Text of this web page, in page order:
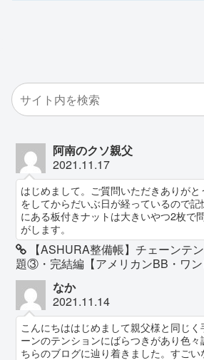
阿南のクソ親父
2021.11.17
はじめまして。ご質問いただきありが
をしてからだいぶ日が経っているので
にある板付きナットは大きいやつ2枚で
がします。
【ASHURA整備帳】チェーンテ
題③・完結編【アメリカンBB・ワン
なか
2021.11.14
こんにちははじめまして親父様と同じ
ーンのテンションにばらつきがあり色々
ちらのブログに辿り着きました。すご